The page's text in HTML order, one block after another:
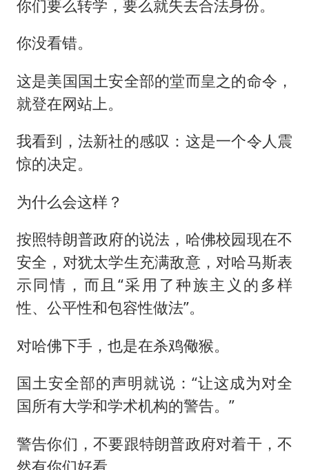
你们要么转学，要么就失去合法身份。
你没看错。
这是美国国土安全部的堂而皇之的命令，
就登在网站上。
我看到，法新社的感叹：这是一个令人震
惊的决定。
为什么会这样？
按照特朗普政府的说法，哈佛校园现在不
安全，对犹太学生充满敌意，对哈马斯表
示同情，而且“采用了种族主义的多样
性、公平性和包容性做法”。
对哈佛下手，也是在杀鸡儆猴。
国土安全部的声明就说：“让这成为对全
国所有大学和学术机构的警告。”
警告你们，不要跟特朗普政府对着干，不